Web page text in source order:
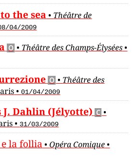
the sea • Théâtre de
04/2009
O • Théâtre des Champs-Élysées•
O • Théâtre des
•01/04/2009
J. Dahlin (Jélyotte) C •
• 31/03/2009
la follia •Opéra Comique•